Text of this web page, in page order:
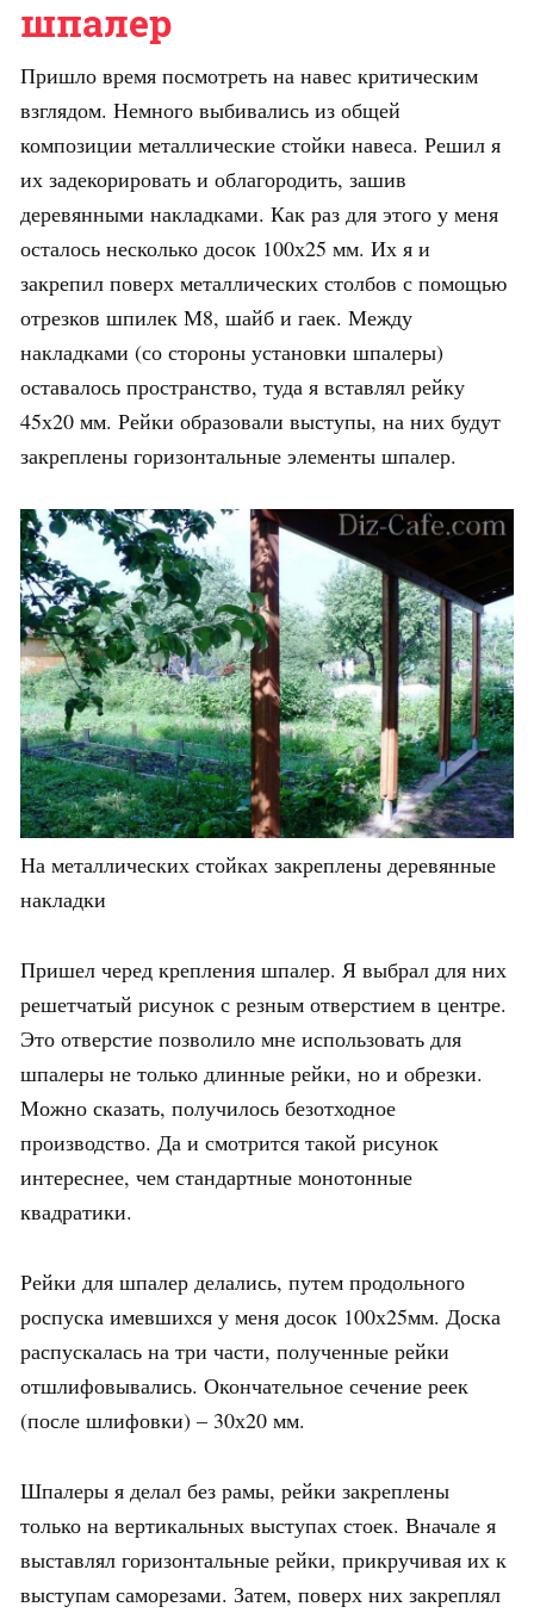
шпалер
Пришло время посмотреть на навес критическим
взглядом. Немного выбивались из общей
композиции металлические стойки навеса. Решил я
их задекорировать и облагородить, зашив
деревянными накладками. Как раз для этого у меня
осталось несколько досок 100х25 мм. Их я и
закрепил поверх металлических столбов с помощью
отрезков шпилек М8, шайб и гаек. Между
накладками (со стороны установки шпалеры)
оставалось пространство, туда я вставлял рейку
45х20 мм. Рейки образовали выступы, на них будут
закреплены горизонтальные элементы шпалер.
На металлических стойках закреплены деревянные
накладки
Пришел черед крепления шпалер. Я выбрал для них
решетчатый рисунок с резным отверстием в центре.
Это отверстие позволило мне использовать для
шпалеры не только длинные рейки, но и обрезки.
Можно сказать, получилось безотходное
производство. Да и смотрится такой рисунок
интереснее, чем стандартные монотонные
квадратики.
Рейки для шпалер делались, путем продольного
роспуска имевшихся у меня досок 100х25мм. Доска
распускалась на три части, полученные рейки
отшлифовывались. Окончательное сечение реек
(после шлифовки) – 30х20 мм.
Шпалеры я делал без рамы, рейки закреплены
только на вертикальных выступах стоек. Вначале я
выставлял горизонтальные рейки, прикручивая их к
выступам саморезами. Затем, поверх них закреплял